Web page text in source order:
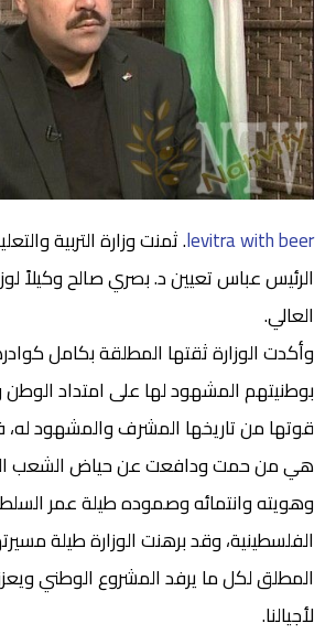
levitra with beer. ثمنت وزارة التربية
الرئيس عباس تعيين د. بصري صالح وكيلاً
العالي.
وأكدت الوزارة ثقتها المطلقة بكامل
بوطنيتهم المشهود لها على امتداد
قوتها من تاريخها المشرف والمشهود له،
هي من حمت ودافعت عن حياض الشعب
وهويته وانتمائه وصموده طيلة عمر
الفلسطينية، وقد برهنت الوزارة طيلة
المطلق لكل ما يرفد المشروع الوطني
لأجيالنا.